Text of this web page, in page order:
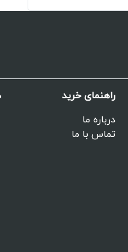
راهنمای خرید
درباره ما
تماس با ما